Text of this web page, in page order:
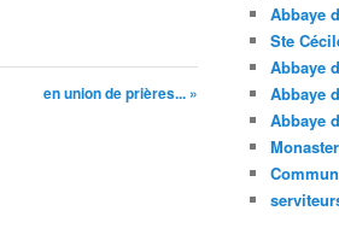
en union de prières... »
Abbaye
Ste
Abbaye
Abbaye
Abbaye